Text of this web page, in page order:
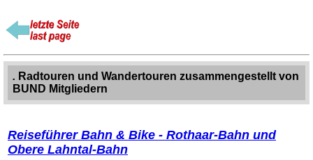
. Radtouren und Wandertouren zusammengestellt von
BUND Mitgliedern
Reiseführer Bahn & Bike - Rothaar-Bahn und
Obere Lahntal-Bahn